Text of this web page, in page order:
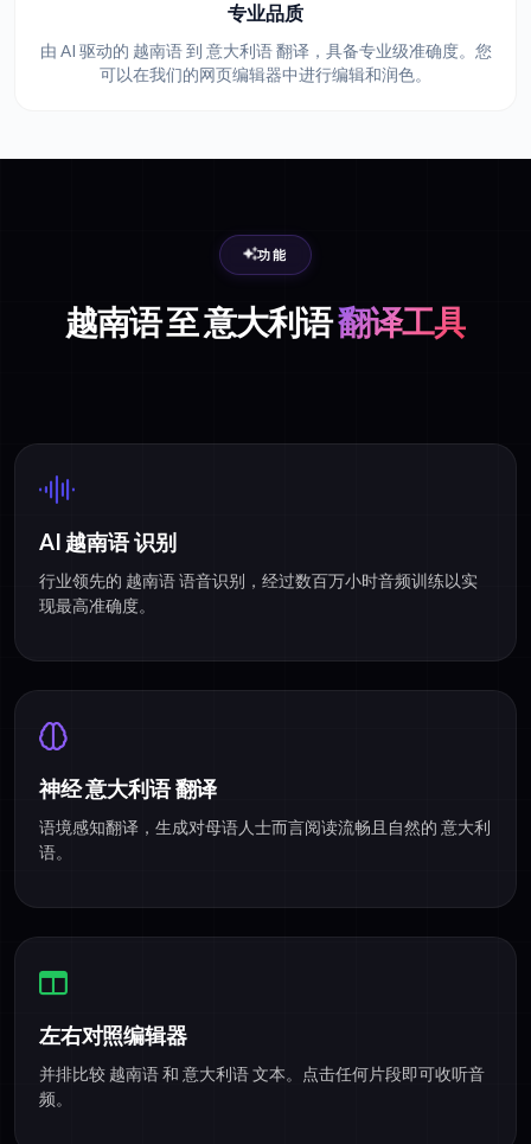
专业品质
由 AI 驱动的 越南语 到 意大利语 翻译，具备专业级准确度。您
可以在我们的网页编辑器中进行编辑和润色。
功能
越南语 至 意大利语翻译工具
AI 越南语 识别
行业领先的 越南语 语音识别，经过数百万小时音频训练以实
现最高准确度。
神经 意大利语 翻译
语境感知翻译，生成对母语人士而言阅读流畅且自然的 意大利
语。
左右对照编辑器
并排比较 越南语 和 意大利语 文本。点击任何片段即可收听音
频。